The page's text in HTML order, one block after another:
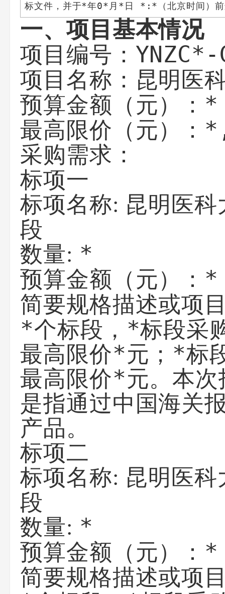
标文件，并于*年0*月*日 *:* （北京时间）
一、项目基本情况
项目编号：
项目名称： 昆明医
预算金额（元）： *
最高限价（元）：
采购需求：
标项一
标项名称: 昆明医
段
数量: *
预算金额（元）： *
简要规格描述或项
*个标段，*标段采
最高限价*元；*标
最高限价*元。本次
是指通过中国海关
产品。
标项二
标项名称: 昆明医
段
数量: *
预算金额（元）： *
简要规格描述或项